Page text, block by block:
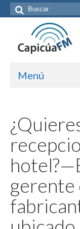
Buscar
por:
Menú
Kit de medios
Cómo suscribirte
Más de Allan
Boletines
Contacto (vía
gerente